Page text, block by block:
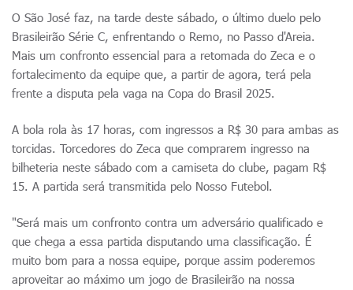
O São José faz, na tarde deste sábado, o último duelo pelo
Brasileirão Série C, enfrentando o Remo, no Passo d'Areia.
Mais um confronto essencial para a retomada do Zeca e o
fortalecimento da equipe que, a partir de agora, terá pela
frente a disputa pela vaga na Copa do Brasil 2025.
A bola rola às 17 horas, com ingressos a R$ 30 para ambas as
torcidas. Torcedores do Zeca que comprarem ingresso na
bilheteria neste sábado com a camiseta do clube, pagam R$
15. A partida será transmitida pelo Nosso Futebol.
"Será mais um confronto contra um adversário qualificado e
que chega a essa partida disputando uma classificação. É
muito bom para a nossa equipe, porque assim poderemos
aproveitar ao máximo um jogo de Brasileirão na nossa